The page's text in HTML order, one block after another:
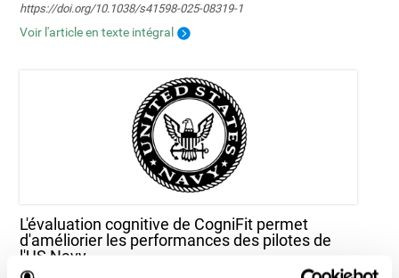
https://doi.org/10.1038/s41598-025-08319-1
Voir l'article en texte intégral
L'évaluation cognitive de CogniFit permet
d'améliorier les performances des pilotes de
l'US Navy